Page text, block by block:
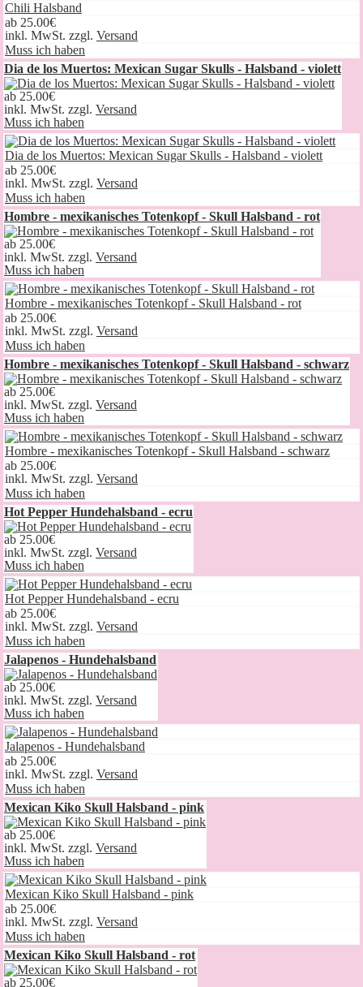
Chili Halsband
ab 25.00€
inkl. MwSt. zzgl. Versand
Muss ich haben
Dia de los Muertos: Mexican Sugar Skulls - Halsband - violett
ab 25.00€
inkl. MwSt. zzgl. Versand
Muss ich haben
Dia de los Muertos: Mexican Sugar Skulls - Halsband - violett
ab 25.00€
inkl. MwSt. zzgl. Versand
Muss ich haben
Hombre - mexikanisches Totenkopf - Skull Halsband - rot
ab 25.00€
inkl. MwSt. zzgl. Versand
Muss ich haben
Hombre - mexikanisches Totenkopf - Skull Halsband - rot
ab 25.00€
inkl. MwSt. zzgl. Versand
Muss ich haben
Hombre - mexikanisches Totenkopf - Skull Halsband - schwarz
ab 25.00€
inkl. MwSt. zzgl. Versand
Muss ich haben
Hombre - mexikanisches Totenkopf - Skull Halsband - schwarz
ab 25.00€
inkl. MwSt. zzgl. Versand
Muss ich haben
Hot Pepper Hundehalsband - ecru
ab 25.00€
inkl. MwSt. zzgl. Versand
Muss ich haben
Hot Pepper Hundehalsband - ecru
ab 25.00€
inkl. MwSt. zzgl. Versand
Muss ich haben
Jalapenos - Hundehalsband
ab 25.00€
inkl. MwSt. zzgl. Versand
Muss ich haben
Jalapenos - Hundehalsband
ab 25.00€
inkl. MwSt. zzgl. Versand
Muss ich haben
Mexican Kiko Skull Halsband - pink
ab 25.00€
inkl. MwSt. zzgl. Versand
Muss ich haben
Mexican Kiko Skull Halsband - pink
ab 25.00€
inkl. MwSt. zzgl. Versand
Muss ich haben
Mexican Kiko Skull Halsband - rot
ab 25.00€